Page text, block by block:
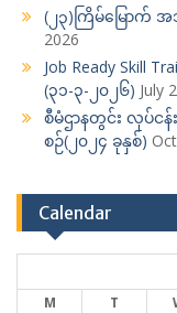
(၂၃)ကြိမ်မြောက်
2026
Job Ready Skill
(၃၁-၃-၂၀၂၆) July
စီမံဌာနတွင်း လုပ်ငန်
စဉ်(၂၀၂၄ ခုနှစ်)
Calendar
M T